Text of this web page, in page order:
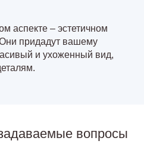
аспекте – эстетичном
Они придадут вашему
и ухоженный вид,
вопросы